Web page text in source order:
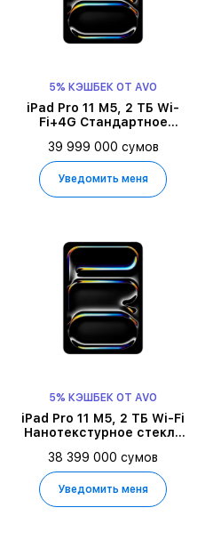
5% КЭШБЕК ОТ AVO
iPad Pro 11 M5, 2 ТБ Wi-
Fi+4G Стандартное
Серебристый
39 999 000 сумов
Уведомить меня
5% КЭШБЕК ОТ AVO
iPad Pro 11 M5, 2 ТБ Wi-Fi
Нанотекстурное стекло
38 399 000 сумов
Уведомить меня